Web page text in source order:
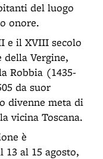
del luogo
onore.
e il XVIII secolo
della Vergine,
Robbia (1435-
da suor
divenne meta di
vicina Toscana.
è
13 al 15 agosto,